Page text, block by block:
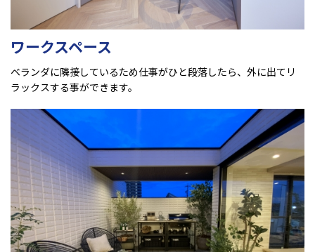
ワークスペース
ベランダに隣接しているため仕事がひと段落したら、外に出てリ
ラックスする事ができます。